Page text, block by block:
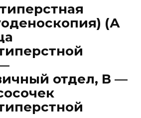
(А
отдел, В —